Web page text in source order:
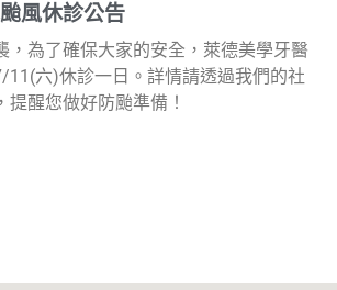
風休診公告
，為了確保大家的安全，萊德美學牙醫
11(六)休診一日。詳情請透過我們的社
提醒您做好防颱準備！